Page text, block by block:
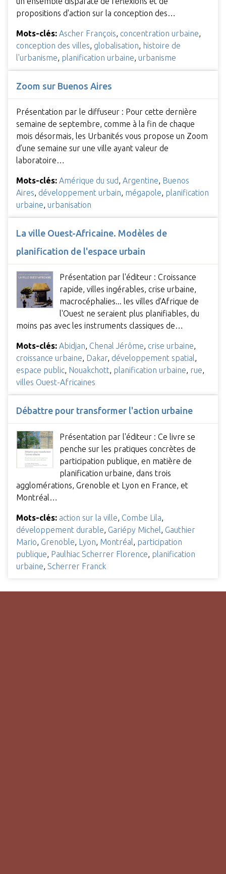
propositions d'action sur la conception des…
Mots-clés: Ascher François, concentration urbaine,
conception des villes, globalisation, histoire de
l'urbanisme, planification urbaine, urbanisme
Zoom sur Buenos Aires
Présentation par le diffuseur : Pour cette dernière
semaine de septembre, comme à la fin de chaque
mois désormais, les Urbanités vous propose un Zoom
d’une semaine sur une ville ayant valeur de
laboratoire…
Mots-clés: Amérique du sud, Argentine, Buenos
Aires, développement urbain, mégapole, planification
urbaine, urbanisation
La ville Ouest-Africaine. Modèles de
planification de l'espace urbain
Présentation par l'éditeur : Croissance
rapide, villes ingérables, crise urbaine,
macrocéphalies... les villes d'Afrique de
l'Ouest ne seraient plus planifiables, du
moins pas avec les instruments classiques de…
Mots-clés: Abidjan, Chenal Jérôme, crise urbaine,
croissance urbaine, Dakar, développement spatial,
espace public, Nouakchott, planification urbaine, rue,
villes Ouest-Africaines
Débattre pour transformer l'action urbaine
Présentation par l'éditeur : Ce livre se
penche sur les pratiques concrètes de
participation publique, en matière de
planification urbaine, dans trois
agglomérations, Grenoble et Lyon en France, et
Montréal…
Mots-clés: action sur la ville Combe Lila
développement durable Gariépy Michel
Gauthier
Mario Grenoble Lyon Montréal
participation
publique Paulhiac Scherrer Florence planification
urbaine Scherrer Franck